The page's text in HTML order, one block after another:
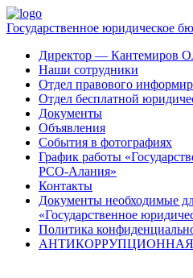
Государственное юридическое
Директор — Кантемиров
Наши сотрудники
Отдел правового
Отдел бесплатной
Документы
Объявления
События в фотографиях
График работы
РСО-Алания»
Контакты
Документы необходимые
«Государственное
Политика